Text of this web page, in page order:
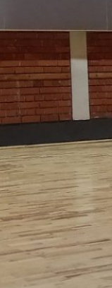
Категорије
Oстали облици
Акти
Важни
Ваннаставне
Ваннаставне
Вијести
Годишњи план
Екскурзије и